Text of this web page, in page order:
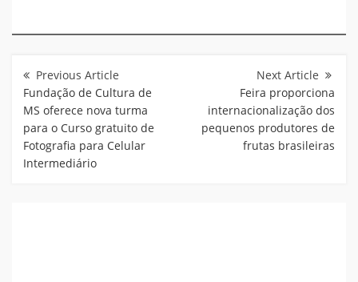
de
Post
Fundação de Cultura de
MS oferece nova turma
para o Curso gratuito de
Fotografia para Celular
Intermediário
Feira proporciona
internacionalização dos
pequenos produtores de
frutas brasileiras